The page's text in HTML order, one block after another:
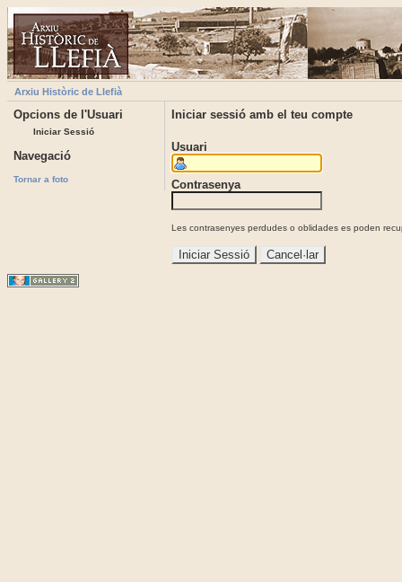
Arxiu Històric de Llefià
Opcions de l'Usuari
Iniciar Sessió
Navegació
Tornar a foto
Iniciar sessió amb el teu compte
Usuari
Contrasenya
Les contrasenyes perdudes o oblidades es poden